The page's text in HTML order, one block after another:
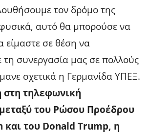
τον δρόμο της
αυτό θα μπορούσε να
είμαστε σε θέση να
συνεργασία μας σε πολλούς
σχετικά η Γερμανίδα ΥΠΕΞ.
τηλεφωνική
του Ρώσου Προέδρου
του Donald Trump, η